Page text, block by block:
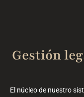
Gestión
El núcleo de nuestro